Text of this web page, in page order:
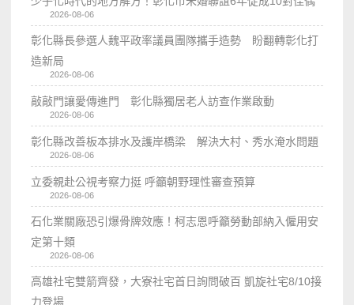
2026-08-06
彰化縣長參選人魏平政率議員團隊攜手造勢 盼翻轉彰化打
造新局
2026-08-06
敲敲門讓愛傳進門 彰化縣獨居老人訪查作業啟動
2026-08-06
彰化縣改善板本排水及護岸橋梁 解決大村、秀水淹水問題
2026-08-06
立委親赴公視考察力挺 呼籲朝野理性審查預算
2026-08-06
石化業關廠恐引爆骨牌效應！柯志恩呼籲勞動部納入僱用安
定第十類
2026-08-06
高雄社宅雙箭齊發，大寮社宅首日詢問破百 凱旋社宅8/10接
力登場